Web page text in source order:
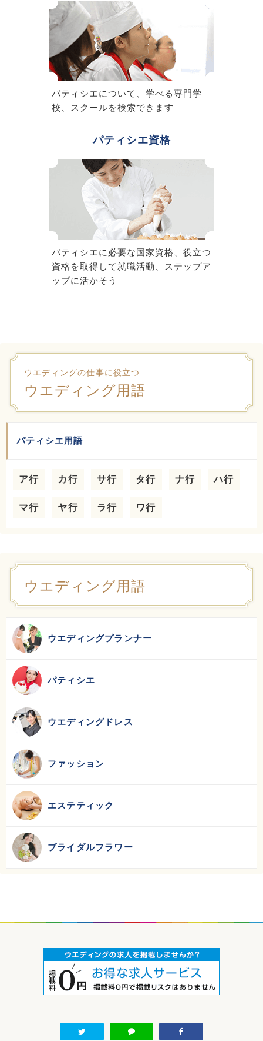
パティシエについて、学べる専門学
校、スクールを検索できます
パティシエ資格
パティシエに必要な国家資格、役立つ
資格を取得して就職活動、ステップア
ップに活かそう
ウエディングの仕事に役立つ
ウエディング用語
パティシエ用語
ア行 カ行 サ行 タ行 ナ行 ハ行
マ行 ヤ行 ラ行 ワ行
ウエディング用語
ウエディングプランナー
パティシエ
ウエディングドレス
ファッション
エステティック
ブライダルフラワー